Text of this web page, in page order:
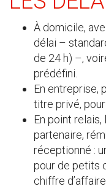
À domicile,
délai –
de 24 h) –,
prédéfini.
En entreprise,
titre privé,
En point
partenaire,
réceptionné :
pour de petits
chiffre